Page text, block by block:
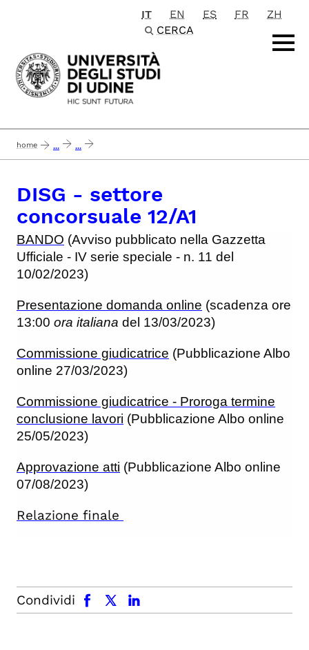
Passa al contenuto principale
IT EN ES FR
ZH
CERCA
home ... ...
DISG - settore
concorsuale 12/A1
BANDO (Avviso pubblicato nella Gazzetta
Ufficiale - IV serie speciale - n. 11 del
10/02/2023)
Presentazione domanda online (scadenza ore
13:00 ora italiana del 13/03/2023)
Commissione giudicatrice (Pubblicazione Albo
online 27/03/2023)
Commissione giudicatrice - Proroga termine
conclusione lavori (Pubblicazione Albo online
25/05/2023)
Approvazione atti (Pubblicazione Albo online
07/08/2023)
Relazione finale
Condividi
facebook x.com linkedin